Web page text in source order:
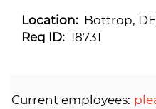
Location: Bottrop,
Req ID: 18731
Current employees: